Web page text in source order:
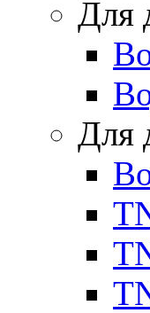
Для
Для